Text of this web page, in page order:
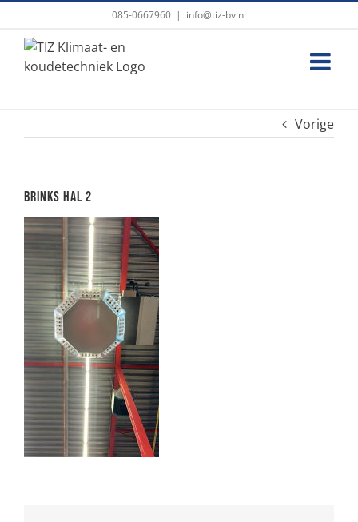
inhoud
085-0667960 | info@tiz-bv.nl
Vorige
Brinks Hal 2